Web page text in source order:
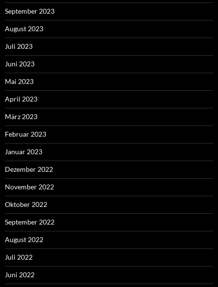
September 2023
August 2023
Juli 2023
Juni 2023
Mai 2023
April 2023
März 2023
Februar 2023
Januar 2023
Dezember 2022
November 2022
Oktober 2022
September 2022
August 2022
Juli 2022
Juni 2022